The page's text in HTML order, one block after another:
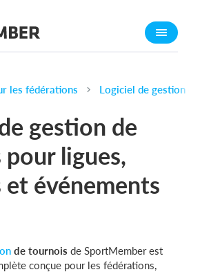
SportMember
sportif
cotisations
ligne
les fédérations Logiciel de gestion
gestion de
ligues,
événements
de tournois de SportMember est
conçue pour les fédérations,